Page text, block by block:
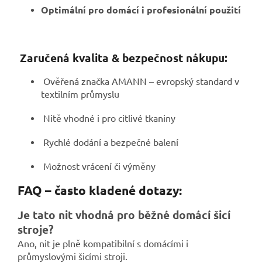
Optimální pro domácí i profesionální použití
Zaručená kvalita & bezpečnost nákupu:
Ověřená značka AMANN – evropský standard v
textilním průmyslu
Nitě vhodné i pro citlivé tkaniny
Rychlé dodání a bezpečné balení
Možnost vrácení či výměny
FAQ – často kladené dotazy:
Je tato nit vhodná pro běžné domácí šicí
stroje?
Ano, nit je plně kompatibilní s domácími i
průmyslovými šicími stroji.